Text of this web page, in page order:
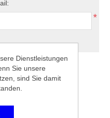
*
Dienstleistungen
Sie unsere
sind Sie damit